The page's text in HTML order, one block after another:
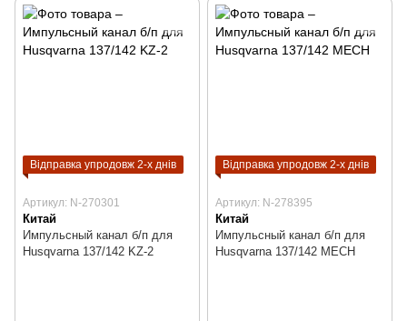
Відправка упродовж 2-х днів
Артикул: N-270301
Китай
Импульсный канал б/п для
Husqvarna 137/142 KZ-2
Відправка упродовж 2-х днів
Артикул: N-278395
Китай
Импульсный канал б/п для
Husqvarna 137/142 MECH